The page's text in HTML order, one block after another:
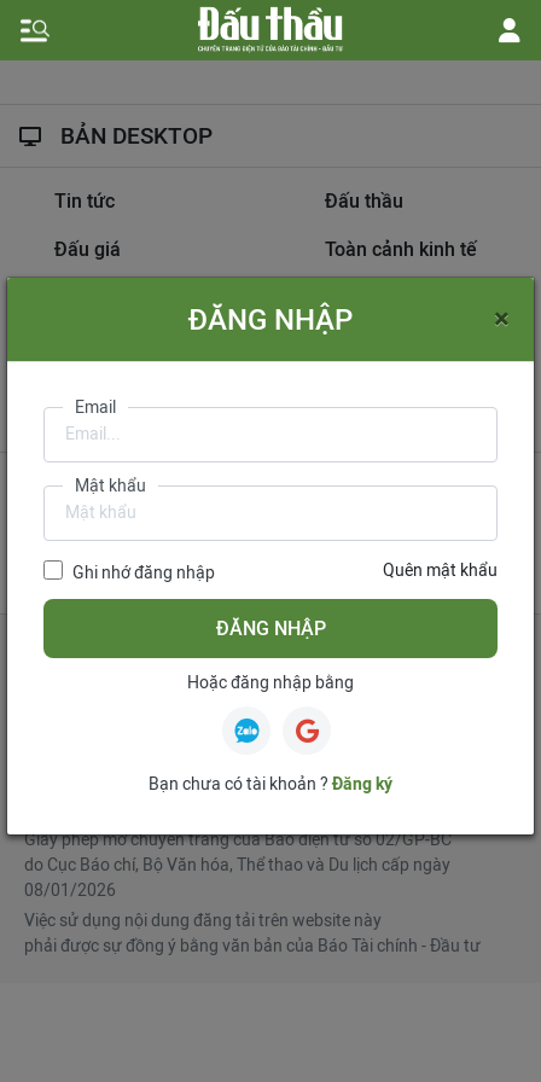
BẢN DESKTOP
Tin tức Đấu thầu
Đấu giá Toàn cảnh kinh tế
Dự án đầu tư
Information on
International Tendering
Gửi phản hồi
Liên hệ quảng cáo
Liên hệ đặt báo
tử
Mua bản tin điện tử
Đăng ký diễn đàn
Ngô Chí Tùng Lê Trọng Minh
Giấy phép mở chuyên trang của Báo điện tử số 02/GP-BC
do Cục Báo chí, Bộ Văn hóa, Thể thao và Du lịch cấp ngày
08/01/2026
Việc sử dụng nội dung đăng tải trên website này
phải được sự đồng ý bằng văn bản của Báo Tài chính - Đầu tư
ĐĂNG NHẬP ×
Email
Mật khẩu
Ghi nhớ đăng nhập Quên mật khẩu
ĐĂNG NHẬP
Hoặc đăng nhập bằng
Bạn chưa có tài khoản ?Đăng ký